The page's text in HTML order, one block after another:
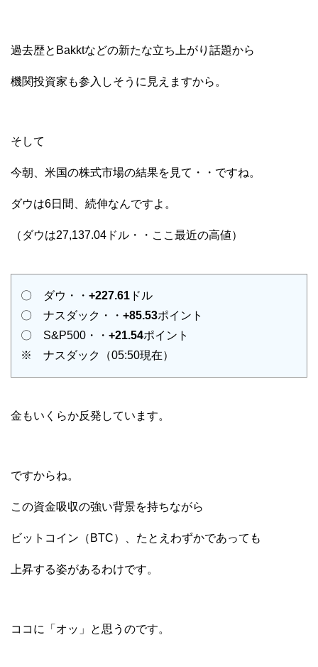
過去歴とBakktなどの新たな立ち上がり話題から
機関投資家も参入しそうに見えますから。
そして
今朝、米国の株式市場の結果を見て・・ですね。
ダウは6日間、続伸なんですよ。
（ダウは27,137.04ドル・・ここ最近の高値）
〇 ダウ・・ +227.61ドル
〇 ナスダック・・ +85.53ポイント
〇 S&P500・・ +21.54ポイント
※ ナスダック（05:50現在）
金もいくらか反発しています。
ですからね。
この資金吸収の強い背景を持ちながら
ビットコイン（BTC）、たとえわずかであっても
上昇する姿があるわけです。
ココに「オッ」と思うのです。